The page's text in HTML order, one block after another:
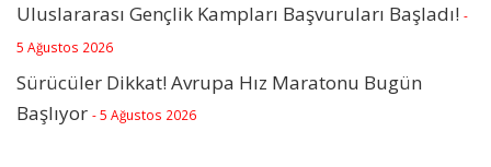
Uluslararası Gençlik Kampları Başvuruları Başladı! -
5 Ağustos 2026
Sürücüler Dikkat! Avrupa Hız Maratonu Bugün
Başlıyor - 5 Ağustos 2026